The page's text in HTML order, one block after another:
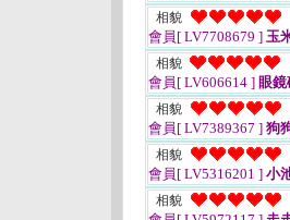
相貌
會員[ LV7708679 ] 玉
相貌
會員[ LV606614 ] 眼
相貌
會員[ LV7389367 ] 狗
相貌
會員[ LV5316201 ] 小
相貌